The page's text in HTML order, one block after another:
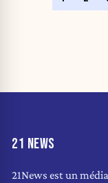
21 NEWS
21News est un